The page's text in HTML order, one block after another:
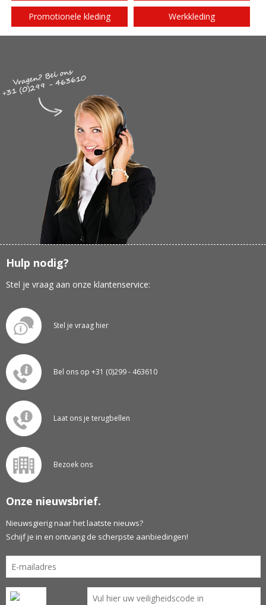
Promotionele kleding Werkkleding
Hulp nodig?
Stel je vraag aan onze klantenservice:
Stel je vraag hier
Bel ons op +31 (0)299 - 463610
Laat ons je terugbellen
Bezoek ons
Onze nieuwsbrief.
Nieuwsgierig naar het laatste nieuws?
Schijf je in en ontvang de scherpste aanbiedingen!